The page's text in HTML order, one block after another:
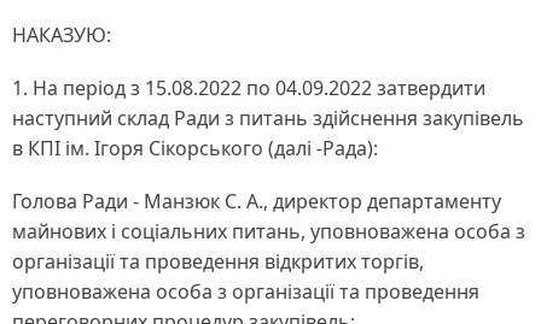
НАКАЗУЮ:
1. На період з 15.08.2022 по 04.09.2022 затвердити
наступний склад Ради з питань здійснення закупівель
в КПІ ім. Ігоря Сікорського (далі -Рада):
Голова Ради - Манзюк С. А., директор департаменту
майнових і соціальних питань, уповноважена особа з
організації та проведення відкритих торгів,
уповноважена особа з організації та проведення